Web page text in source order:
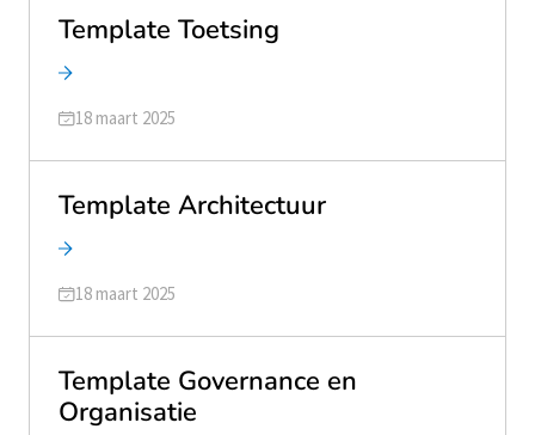
Template Toetsing
Geüpdatet op
18 maart 2025
Template Architectuur
Geüpdatet op
18 maart 2025
Template Governance en
Organisatie